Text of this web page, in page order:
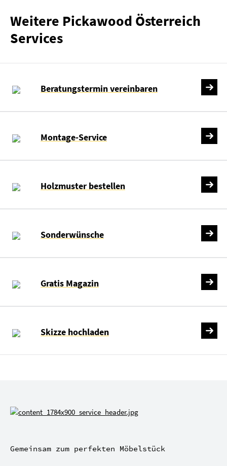
Weitere Pickawood Österreich
Services
Beratungstermin vereinbaren
Montage-Service
Holzmuster bestellen
Sonderwünsche
Gratis Magazin
Skizze hochladen
Gemeinsam zum perfekten Möbelstück